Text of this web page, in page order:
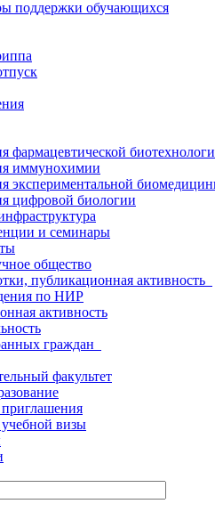
поддержки обучающихся
фармацевтической
иммунохимии
экспериментальной
цифровой биологии
и семинары
общество
публикационная активность
по НИР
активность
граждан
факультет
визы